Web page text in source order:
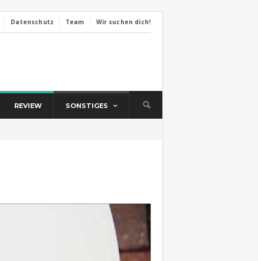
Datenschutz Team Wir suchen dich!
REVIEW SONSTIGES